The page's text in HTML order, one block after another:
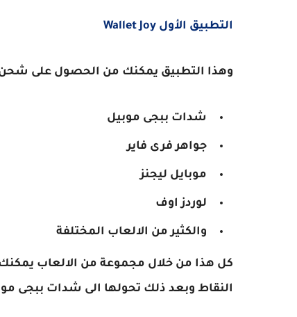
التطبيق الأول Wallet Joy
وهذا التطبيق يمكنك من الحصول على شحن
شدات ببجى موبيل
جواهر فرى فاير
موبايل ليجنز
لوردز اوف
والكثير من الالعاب المختلفة
كل هذا من خلال مجموعة من الالعاب
النقاط وبعد ذلك تحولها الى شدات ببجى